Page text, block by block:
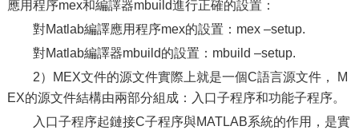
應用程序mex和編譯器mbuild進行正確的設置：
對Matlab編譯應用程序mex的設置：mex –setup.
對Matlab編譯器mbuild的設置：mbuild –setup.
2）MEX文件的源文件實際上就是一個C語言源文件， M
EX的源文件結構由兩部分組成：入口子程序和功能子程序。
入口子程序起鏈接C子程序與MATLAB系統的作用，是實